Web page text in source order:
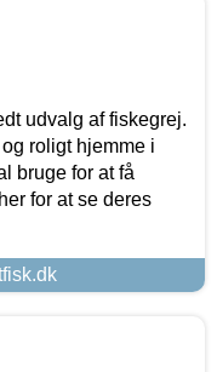
udvalg af fiskegrej.
roligt hjemme i
bruge for at få
for at se deres